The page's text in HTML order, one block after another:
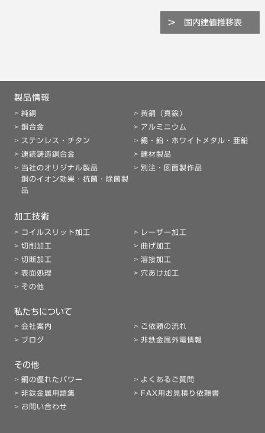
国内建値推移表
製品情報
純銅
黄銅（真鍮）
銅合金
アルミニウム
ステンレス・チタン
錫・鉛・ホワイトメタル・亜鉛
連続鋳造銅合金
建材製品
当社のオリジナル製品
銅のイオン効果・抗菌・除菌製
品
別注・図面製作品
加工技術
コイルスリット加工
レーザー加工
切削加工
曲げ加工
切断加工
溶接加工
表面処理
穴あけ加工
その他
私たちについて
会社案内
ご依頼の流れ
ブログ
非鉄金属外電情報
その他
銅の優れたパワー
よくあるご質問
非鉄金属用語集
FAX用お見積り依頼書
お問い合わせ